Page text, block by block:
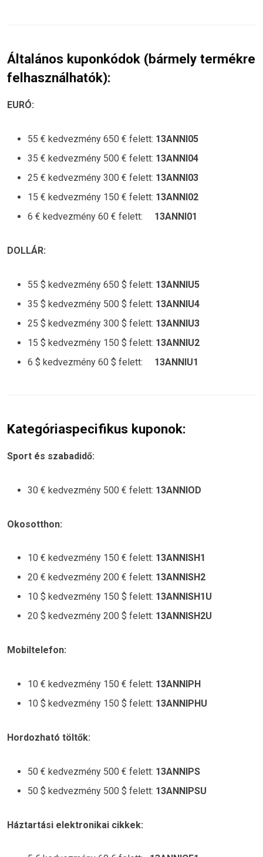
Általános kuponkódok (bármely termékre
felhasználhatók):
EURÓ:
55 € kedvezmény 650 € felett: 13ANNI05
35 € kedvezmény 500 € felett: 13ANNI04
25 € kedvezmény 300 € felett: 13ANNI03
15 € kedvezmény 150 € felett: 13ANNI02
6 € kedvezmény 60 € felett: 13ANNI01
DOLLÁR:
55 $ kedvezmény 650 $ felett: 13ANNIU5
35 $ kedvezmény 500 $ felett: 13ANNIU4
25 $ kedvezmény 300 $ felett: 13ANNIU3
15 $ kedvezmény 150 $ felett: 13ANNIU2
6 $ kedvezmény 60 $ felett: 13ANNIU1
Kategóriaspecifikus kuponok:
Sport és szabadidő:
30 € kedvezmény 500 € felett: 13ANNIOD
Okosotthon:
10 € kedvezmény 150 € felett: 13ANNISH1
20 € kedvezmény 200 € felett: 13ANNISH2
10 $ kedvezmény 150 $ felett: 13ANNISH1U
20 $ kedvezmény 200 $ felett: 13ANNISH2U
Mobiltelefon:
10 € kedvezmény 150 € felett: 13ANNIPH
10 $ kedvezmény 150 $ felett: 13ANNIPHU
Hordozható töltők:
50 € kedvezmény 500 € felett: 13ANNIPS
50 $ kedvezmény 500 $ felett: 13ANNIPSU
Háztartási elektronikai cikkek: